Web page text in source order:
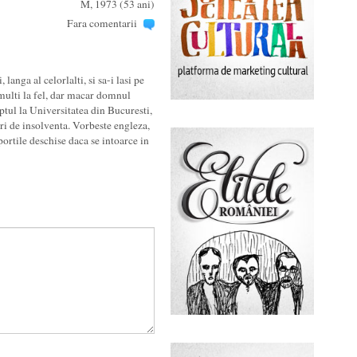
M, 1973 (53 ani)
Fara comentarii
langa al celorlalti, si sa-i lasi pe
la fel, dar macar domnul
la Universitatea din Bucuresti,
de insolventa. Vorbeste engleza,
deschise daca se intoarce in